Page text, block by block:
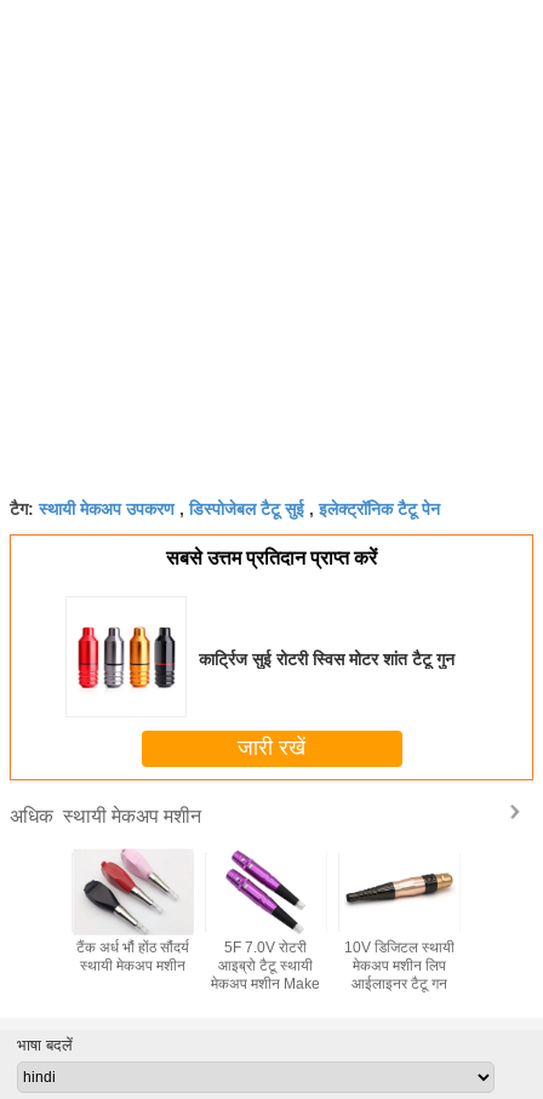
टैग:स्थायी मेकअप उपकरण,डिस्पोजेबल टैटू सुई,इलेक्ट्रॉनिक टैटू पेन
सबसे उत्तम प्रतिदान प्राप्त करें
कार्ट्रिज सुई रोटरी स्विस मोटर शांत टैटू गुन
जारी रखें
अधिक स्थायी मेकअप मशीन
टैंक अर्ध भौं होंठ सौंदर्य
स्थायी मेकअप मशीन
5F 7.0V रोटरी
आइब्रो टैटू स्थायी
मेकअप मशीन Make
10V डिजिटल स्थायी
मेकअप मशीन लिप
आईलाइनर टैटू गन
भाषा बदलें